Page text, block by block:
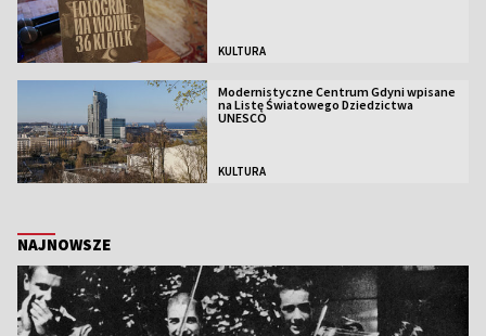
KULTURA
Modernistyczne Centrum Gdyni wpisane
na Listę Światowego Dziedzictwa
UNESCO
KULTURA
NAJNOWSZE